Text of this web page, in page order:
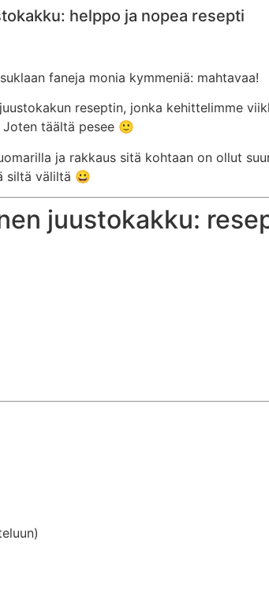
helppo ja nopea resepti
faneja monia kymmeniä: mahtavaa!
reseptin, jonka kehittelimme
täältä pesee 🙂
ja rakkaus sitä kohtaan on ollut
siltä väliltä 😀
juustokakku: